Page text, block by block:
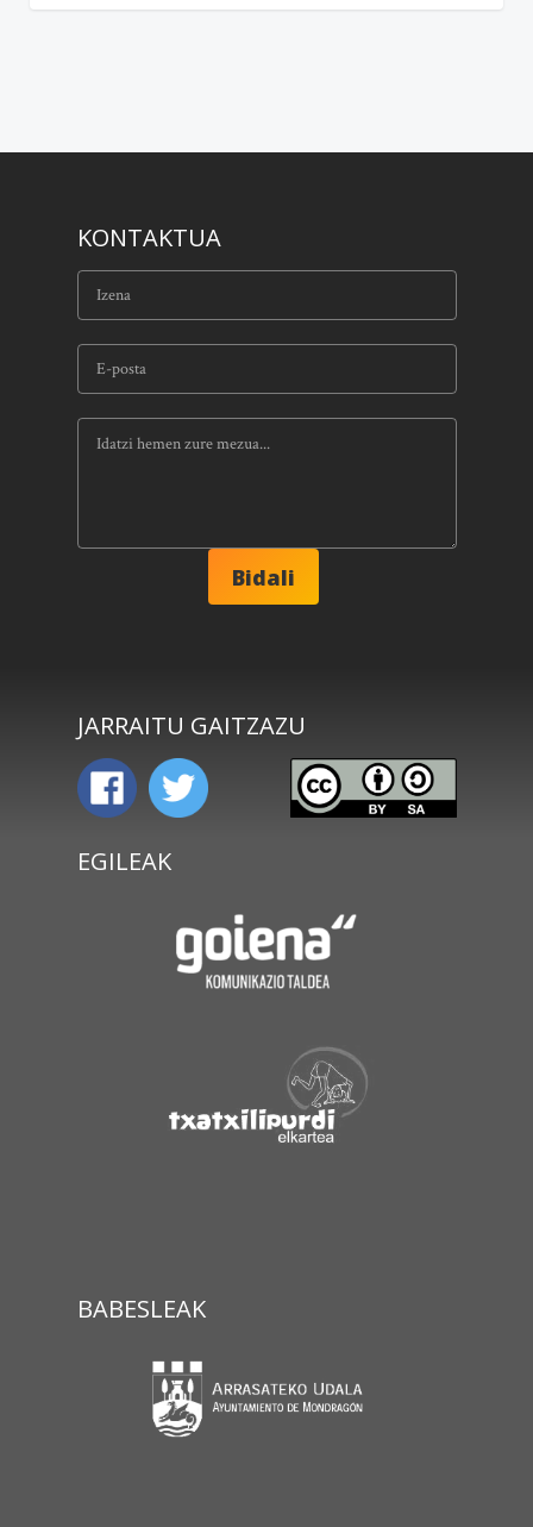
KONTAKTUA
JARRAITU GAITZAZU
EGILEAK
BABESLEAK